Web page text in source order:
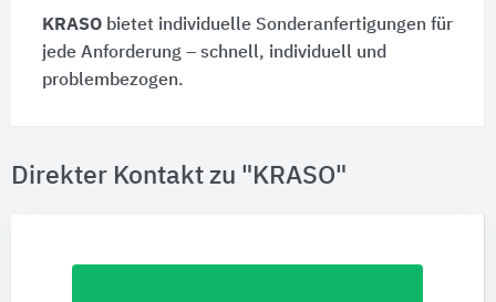
KRASObietet individuelle Sonderanfertigungen für
jede Anforderung – schnell, individuell und
problembezogen.
Direkter Kontakt zu "KRASO"